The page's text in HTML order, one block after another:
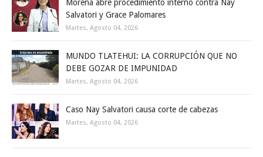
Morena abre procedimiento interno contra Nay
Salvatori y Grace Palomares
Martes, Agosto 04, 2026
MUNDO TLATEHUI: LA CORRUPCIÓN QUE NO
DEBE GOZAR DE IMPUNIDAD
Martes, Agosto 04, 2026
Caso Nay Salvatori causa corte de cabezas
Martes, Agosto 04, 2026